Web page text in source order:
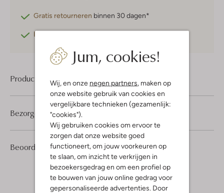
Jum, cookies!
Wij, en onze negen partners, maken op
onze website gebruik van cookies en
vergelijkbare technieken (gezamenlijk:
"cookies").
Wij gebruiken cookies om ervoor te
zorgen dat onze website goed
functioneert, om jouw voorkeuren op
te slaan, om inzicht te verkrijgen in
bezoekersgedrag en om een profiel op
te bouwen van jouw online gedrag voor
gepersonaliseerde advertenties. Door
Gratis retourneren binnen 30 dagen*
Betaal achteraf
Product informatie
Beoordelingen (1) 5/5
1
5
Sterren
Bezorgen & retourneren